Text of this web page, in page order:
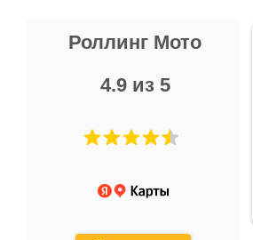
Роллинг Мото
4.9 из 5
Не понравились условия
и дают только на год)